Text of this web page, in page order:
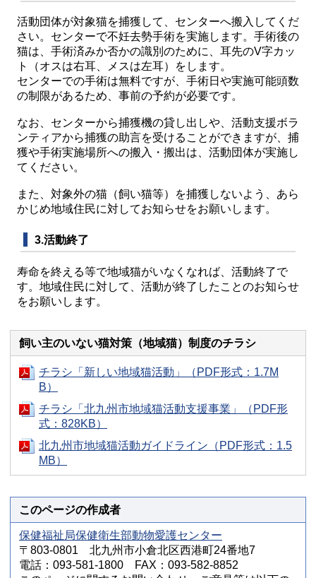
活動団体が対象猫を捕獲して、センターへ搬入してくだ
さい。センターで不妊去勢手術を実施します。手術後の
猫は、手術済みか否かの識別のために、耳先のV字カッ
ト（オスは右耳、メスは左耳）をします。
センターでの手術は無料ですが、手術日や実施可能頭数
の制限があるため、事前の予約が必要です。
なお、センターから捕獲機の貸し出しや、活動支援ボラ
ンティアから捕獲の助言を受けることができますが、捕
獲や手術実施場所への搬入・搬出は、活動団体が実施し
てください。
また、対象外の猫（飼い猫等）を捕獲しないよう、あら
かじめ地域住民に対してお知らせをお願いします。
3.活動終了
寿命を終える等で地域猫がいなくなれば、活動終了で
す。地域住民に対して、活動が終了したことのお知らせ
をお願いします。
飼い主のいない猫対策（地域猫）制度のチラシ
チラシ「新しい地域猫活動」（PDF形式：1.7M
B）
チラシ「北九州市地域猫活動支援事業」（PDF形
式：828KB）
北九州市地域猫活動ガイドライン（PDF形式：1.5
MB）
このページの作成者
保健福祉局保健衛生部動物愛護センター
〒803-0801 北九州市小倉北区西港町24番地7
電話：093-581-1800 FAX：093-582-8852